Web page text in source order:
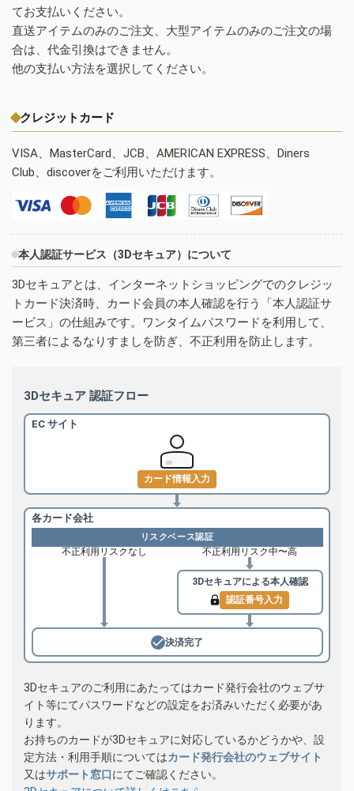
てお支払いください。
直送アイテムのみのご注文、大型アイテムのみのご注文の場
合は、代金引換はできません。
他の支払い方法を選択してください。
クレジットカード
VISA、MasterCard、JCB、AMERICAN EXPRESS、Diners
Club、discoverをご利用いただけます。
本人認証サービス（3Dセキュア）について
3Dセキュアとは、インターネットショッピングでのクレジッ
トカード決済時、カード会員の本人確認を行う「本人認証サ
ービス」の仕組みです。ワンタイムパスワードを利用して、
第三者によるなりすましを防ぎ、不正利用を防止します。
3Dセキュア 認証フロー
EC サイト
カード情報入力
各カード会社
リスクベース認証
不正利用リスクなし 不正利用リスク中〜高
3Dセキュアによる本人確認
認証番号入力
決済完了
3Dセキュアのご利用にあたってはカード発行会社のウェブサ
イト等にてパスワードなどの設定をお済みいただく必要があ
ります。
お持ちのカードが3Dセキュアに対応しているかどうかや、設
定方法・利用手順についてはカード発行会社のウェブサイト
又はサポート窓口にてご確認ください。